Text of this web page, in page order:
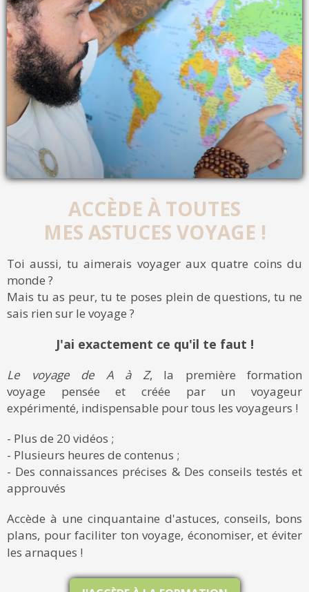
ACCÈDE À TOUTES
MES ASTUCES VOYAGE !
Toi aussi, tu aimerais voyager aux quatre coins du
monde ?
Mais tu as peur, tu te poses plein de questions, tu ne
sais rien sur le voyage ?
J'ai exactement ce qu'il te faut !
Le voyage de A à Z, la première formation
voyage pensée et créée par un voyageur
expérimenté, indispensable pour tous les voyageurs !
- Plus de 20 vidéos ;
- Plusieurs heures de contenus ;
- Des connaissances précises & Des conseils testés et
approuvés
Accède à une cinquantaine d'astuces, conseils, bons
plans, pour faciliter ton voyage, économiser, et éviter
les arnaques !